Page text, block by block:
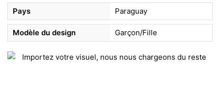
Pays Paraguay
Modèle du design Garçon/Fille